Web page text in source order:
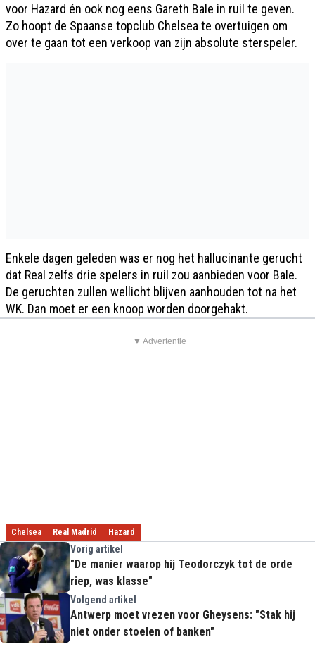
voor Hazard én ook nog eens Gareth Bale in ruil te geven.
Zo hoopt de Spaanse topclub Chelsea te overtuigen om
over te gaan tot een verkoop van zijn absolute sterspeler.
Enkele dagen geleden was er nog het hallucinante gerucht
dat Real zelfs drie spelers in ruil zou aanbieden voor Bale.
De geruchten zullen wellicht blijven aanhouden tot na het
WK. Dan moet er een knoop worden doorgehakt.
▼ Advertentie
Chelsea Real Madrid Hazard
Vorig artikel
"De manier waarop hij Teodorczyk tot de orde
riep, was klasse"
Volgend artikel
Antwerp moet vrezen voor Gheysens: "Stak hij
niet onder stoelen of banken"